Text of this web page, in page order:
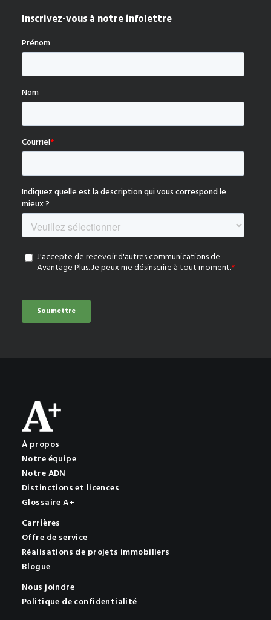
À propos
Notre équipe
Notre ADN
Distinctions et licences
Glossaire A+
Carrières
Offre de service
Réalisations de projets immobiliers
Blogue
Nous joindre
Politique de confidentialité